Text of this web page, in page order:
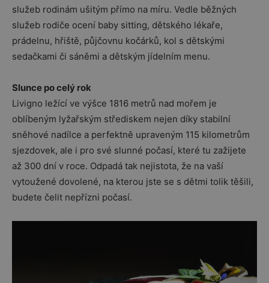
služeb rodinám ušitým přímo na míru. Vedle běžných
služeb rodiče ocení baby sitting, dětského lékaře,
prádelnu, hřiště, půjčovnu kočárků, kol s dětskými
sedačkami či sáněmi a dětským jídelním menu.
Slunce po celý rok
Livigno ležící ve výšce 1816 metrů nad mořem je
oblíbeným lyžařským střediskem nejen díky stabilní
sněhové nadílce a perfektně upraveným 115 kilometrům
sjezdovek, ale i pro své slunné počasí, které tu zažijete
až 300 dní v roce. Odpadá tak nejistota, že na vaší
vytoužené dovolené, na kterou jste se s dětmi tolik těšili,
budete čelit nepřízni počasí.